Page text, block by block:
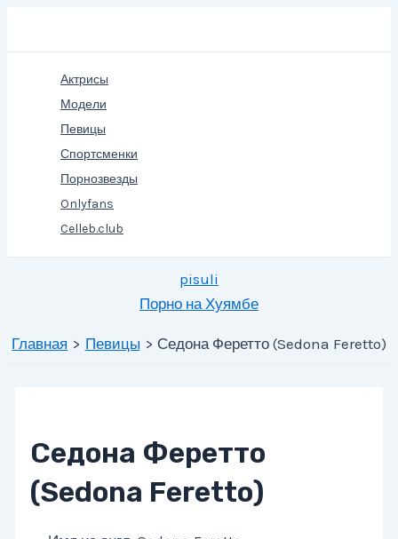
Актрисы
Модели
Певицы
Спортсменки
Порнозвезды
Onlyfans
Celleb.club
pisuli
Порно на Хуямбе
Главная Певицы Седона Феретто (Sedona Feretto)
Седона Феретто
(Sedona Feretto)